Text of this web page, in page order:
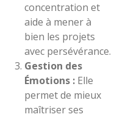
concentration et
aide à mener à
bien les projets
avec persévérance.
Gestion des
Émotions : Elle
permet de mieux
maîtriser ses